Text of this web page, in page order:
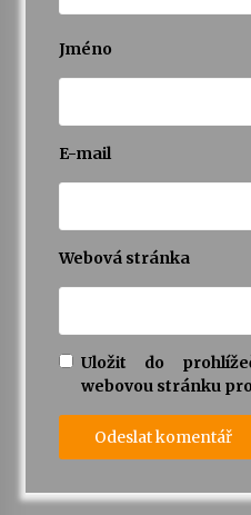
Jméno
E-mail
Webová stránka
Uložit do
webovou stránku